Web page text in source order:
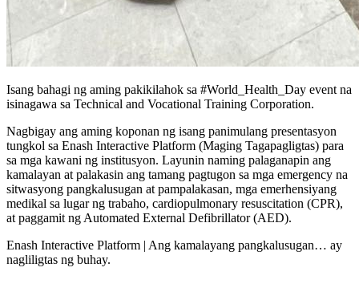
Isang bahagi ng aming pakikilahok sa #World_Health_Day event na
isinagawa sa Technical and Vocational Training Corporation.
Nagbigay ang aming koponan ng isang panimulang presentasyon
tungkol sa Enash Interactive Platform (Maging Tagapagligtas) para
sa mga kawani ng institusyon. Layunin naming palaganapin ang
kamalayan at palakasin ang tamang pagtugon sa mga emergency na
sitwasyong pangkalusugan at pampalakasan, mga emerhensiyang
medikal sa lugar ng trabaho, cardiopulmonary resuscitation (CPR),
at paggamit ng Automated External Defibrillator (AED).
Enash Interactive Platform | Ang kamalayang pangkalusugan… ay
nagliligtas ng buhay.